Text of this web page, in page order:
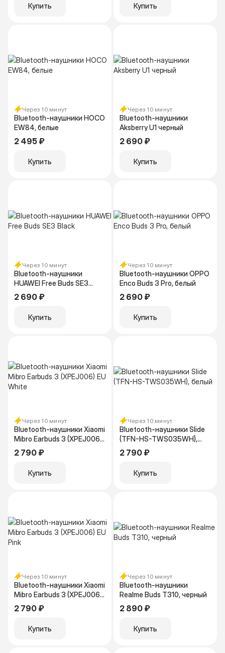
Купить Купить
Через 10 минут
Bluetooth-наушники HOCO
EW84, белые
2 495 ₽
Купить
Через 10 минут
Bluetooth-наушники
Aksberry U1 черный
2 690 ₽
Купить
Через 10 минут
Bluetooth-наушники
HUAWEI Free Buds SE3
Black
2 690 ₽
Купить
Через 10 минут
Bluetooth-наушники OPPO
Enco Buds 3 Pro, белый
2 690 ₽
Купить
Через 10 минут
Bluetooth-наушники Xiaomi
Mibro Earbuds 3 (XPEJ006)
EU White
2 790 ₽
Купить
Через 10 минут
Bluetooth-наушники Slide
(TFN-HS-TWS035WH),
белый
2 790 ₽
Купить
Через 10 минут
Bluetooth-наушники Xiaomi
Mibro Earbuds 3 (XPEJ006)
EU Pink
2 790 ₽
Купить
Через 10 минут
Bluetooth-наушники
Realme Buds T310, черный
2 890 ₽
Купить